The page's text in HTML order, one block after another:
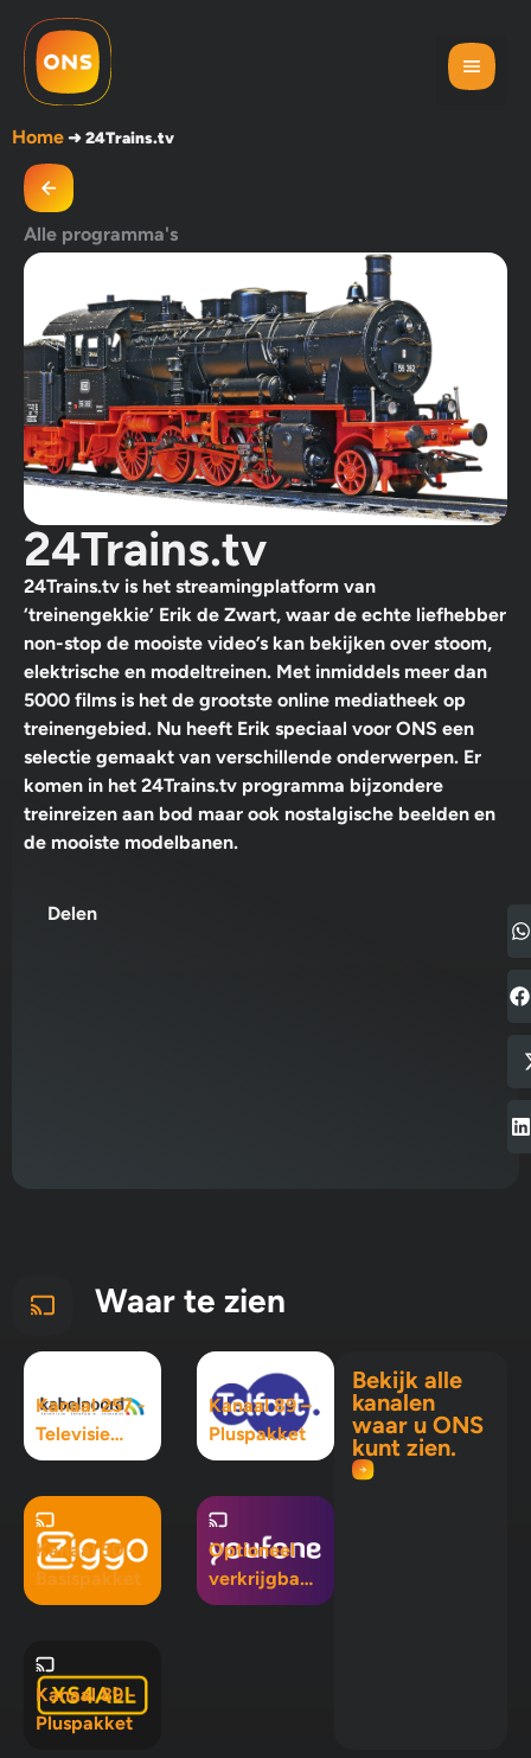
Home➜24Trains.tv
Alle programma's
24Trains.tv
24Trains.tv is het streamingplatform van
‘treinengekkie’ Erik de Zwart, waar de echte liefhebber
non-stop de mooiste video’s kan bekijken over stoom,
elektrische en modeltreinen. Met inmiddels meer dan
5000 films is het de grootste online mediatheek op
treinengebied. Nu heeft Erik speciaal voor ONS een
selectie gemaakt van verschillende onderwerpen. Er
komen in het 24Trains.tv programma bijzondere
treinreizen aan bod maar ook nostalgische beelden en
de mooiste modelbanen.
Delen
Waar te zien
Kanaal 257 -
Televisie
Maximaal
Kanaal 89 –
Pluspakket
Kanaal 50 -
Basispakket
Optioneel
verkrijgbaar
in Mix 5, Mix
Kanaal 89 -
Pluspakket
Bekijk alle
kanalen
waar u ONS
kunt zien.